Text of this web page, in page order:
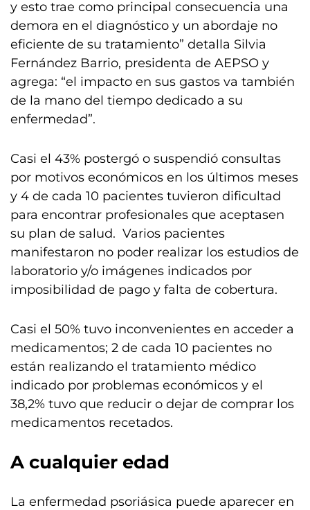
y esto trae como principal consecuencia una
demora en el diagnóstico y un abordaje no
eficiente de su tratamiento” detalla Silvia
Fernández Barrio, presidenta de AEPSO y
agrega: “el impacto en sus gastos va también
de la mano del tiempo dedicado a su
enfermedad”.
Casi el 43% postergó o suspendió consultas
por motivos económicos en los últimos meses
y 4 de cada 10 pacientes tuvieron dificultad
para encontrar profesionales que aceptasen
su plan de salud. Varios pacientes
manifestaron no poder realizar los estudios de
laboratorio y/o imágenes indicados por
imposibilidad de pago y falta de cobertura.
Casi el 50% tuvo inconvenientes en acceder a
medicamentos; 2 de cada 10 pacientes no
están realizando el tratamiento médico
indicado por problemas económicos y el
38,2% tuvo que reducir o dejar de comprar los
medicamentos recetados.
A cualquier edad
La enfermedad psoriásica puede aparecer en